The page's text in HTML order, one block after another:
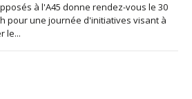
à l'A45 donne rendez-vous le 30
pour une journée d'initiatives visant à
le...